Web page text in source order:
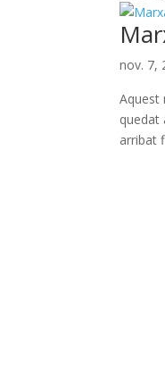
nov. 7,
Aquest
quedat
arribat